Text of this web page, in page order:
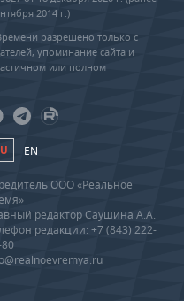
2014 г.)
разрешено только с
упоминание сайта и
или полном
EN
ООО «Реальное
редактор Саушина А.А.
редакции: +7 (843) 222-